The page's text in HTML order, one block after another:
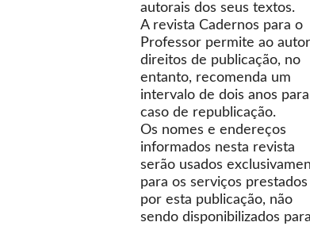
autorais dos seus textos.
A revista Cadernos para o
Professor permite ao
direitos de publicação, no
entanto, recomenda um
intervalo de dois anos
caso de republicação.
Os nomes e endereços
informados nesta revista
serão usados
para os serviços prestados
por esta publicação, não
sendo disponibilizados para